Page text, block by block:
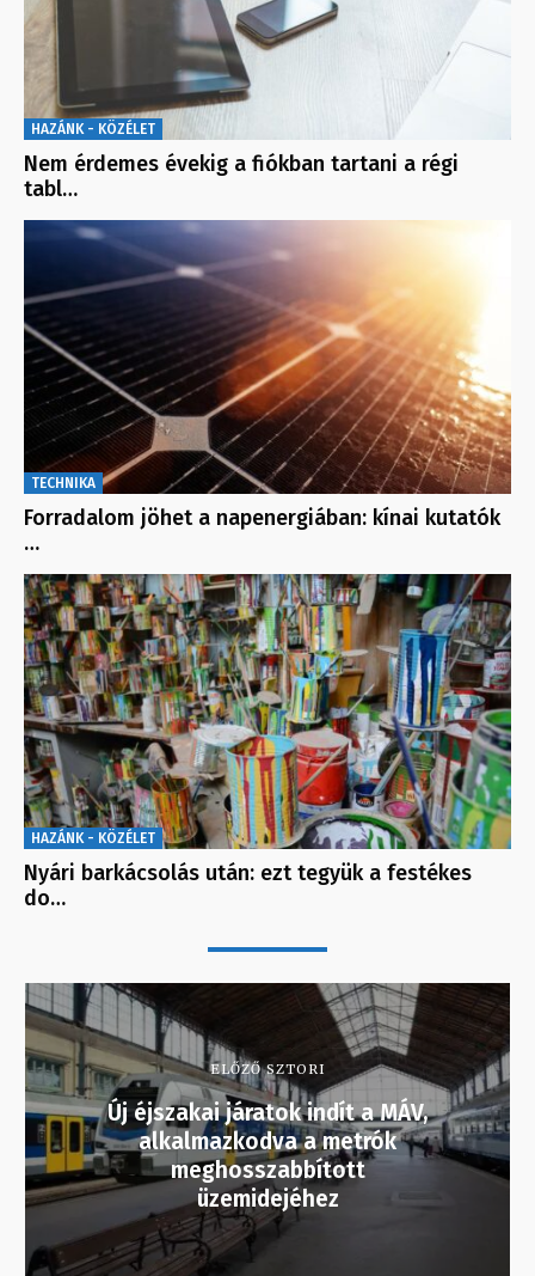
HAZÁNK - KÖZÉLET
Nem érdemes évekig a fiókban tartani a régi
tabl…
TECHNIKA
Forradalom jöhet a napenergiában: kínai kutatók
…
HAZÁNK - KÖZÉLET
Nyári barkácsolás után: ezt tegyük a festékes
do…
ELŐZŐ SZTORI
Új éjszakai járatok indít a MÁV,
alkalmazkodva a metrók
meghosszabbított
üzemidejéhez